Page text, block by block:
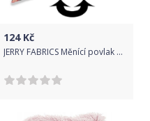
124Kč
JERRY FABRICS Měnící povlak na polštář s flitry Horse square 40x40